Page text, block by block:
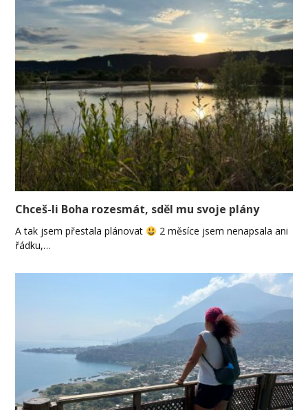
Chceš-li Boha rozesmát, sděl mu svoje plány
A tak jsem přestala plánovat
2 měsíce jsem nenapsala ani
řádku,…